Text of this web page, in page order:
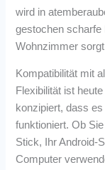
wird in
gestochen scharfe
Wohnzimmer
Kompatibilität mit
Flexibilität ist
konzipiert, dass
funktioniert. Ob
Stick, Ihr Android-
Computer